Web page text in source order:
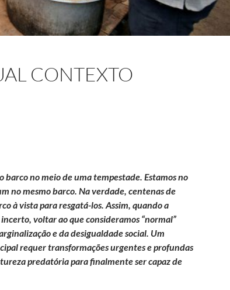
CONTEXTO
no meio de uma tempestade. Estamos no
no mesmo barco. Na verdade, centenas de
à vista para resgatá-los. Assim, quando a
voltar ao que consideramos “normal”
e da desigualdade social. Um
requer transformações urgentes e profundas
predatória para finalmente ser capaz de
dentro do atual contexto global